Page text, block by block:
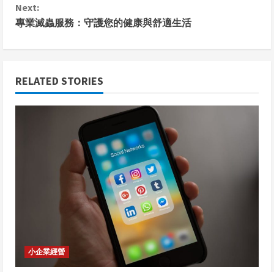
n
t
i
n
d
Next:
專業滅蟲服務：守護您的健康與舒適生活
RELATED STORIES
小企業經營